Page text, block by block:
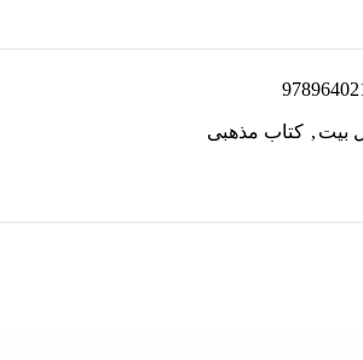
بیت , کتاب مذهبی